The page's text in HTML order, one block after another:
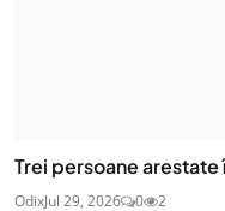
Trei persoane arestate
OdixJul 29, 2026 0 2